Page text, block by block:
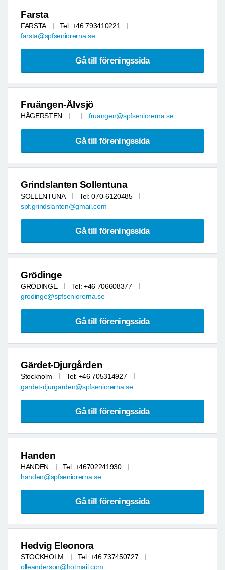
Farsta
FARSTA
Tel: +46 793410221
farsta@spfseniorerna.se
Gå till föreningssida
Fruängen-Älvsjö
HÄGERSTEN fruangen@spfseniorerna.se
Gå till föreningssida
Grindslanten Sollentuna
SOLLENTUNA
Tel: 070-6120485
spf.grindslanten@gmail.com
Gå till föreningssida
Grödinge
GRÖDINGE
Tel: +46 706608377
grodinge@spfseniorerna.se
Gå till föreningssida
Gärdet-Djurgården
Stockholm
Tel: +46 705314927
gardet-djurgarden@spfseniorerna.se
Gå till föreningssida
Handen
HANDEN
Tel: +46702241930
handen@spfseniorerna.se
Gå till föreningssida
Hedvig Eleonora
STOCKHOLM
Tel: +46 737450727
olleanderson@hotmail.com